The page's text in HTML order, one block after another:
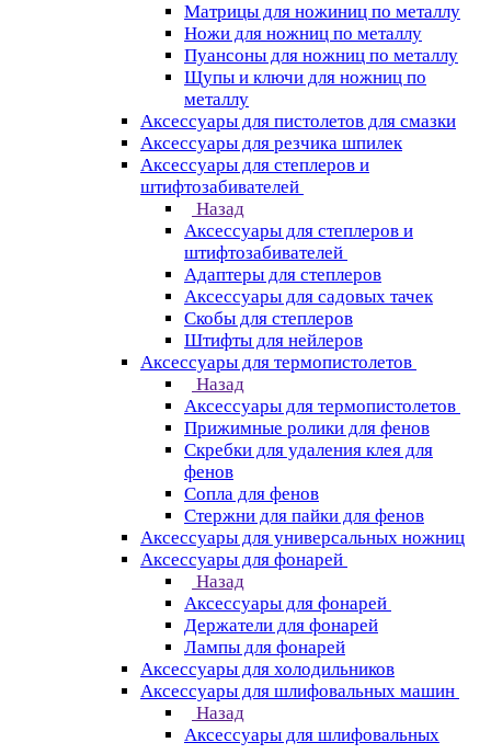
Матрицы для ножиниц по металлу
Ножи для ножниц по металлу
Пуансоны для ножниц по металлу
Щупы и ключи для ножниц по
металлу
Аксессуары для пистолетов для смазки
Аксессуары для резчика шпилек
Аксессуары для степлеров и
штифтозабивателей
Назад
Аксессуары для степлеров и
штифтозабивателей
Адаптеры для степлеров
Аксессуары для садовых тачек
Скобы для степлеров
Штифты для нейлеров
Аксессуары для термопистолетов
Назад
Аксессуары для термопистолетов
Прижимные ролики для фенов
Скребки для удаления клея для
фенов
Сопла для фенов
Стержни для пайки для фенов
Аксессуары для универсальных ножниц
Аксессуары для фонарей
Назад
Аксессуары для фонарей
Держатели для фонарей
Лампы для фонарей
Аксессуары для холодильников
Аксессуары для шлифовальных машин
Назад
Аксессуары для шлифовальных